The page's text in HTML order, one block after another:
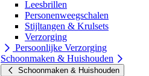
Leesbrillen
Personenweegschalen
Stijltangen & Krulsets
Verzorging
Persoonlijke Verzorging
Schoonmaken & Huishouden
Schoonmaken & Huishouden